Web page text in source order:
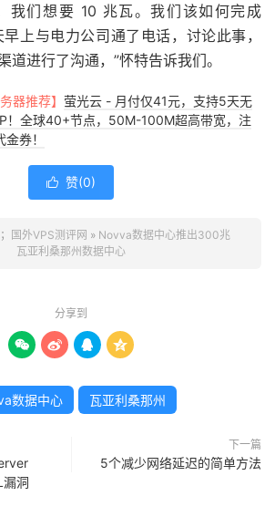
我们想要 10 兆瓦。我们该如何完成
上与电力公司通了电话，讨论此事，
道进行了沟通，”怀特告诉我们。
器推荐】 萤光云 - 月付仅41元，支持5天无
！全球40+节点，50M-100M超高带宽，注
券！
 赞(0)
国外VPS测评网 » Novva数据中心推出300兆
瓦亚利桑那州数据中心
分享到
   
数据中心 瓦亚利桑那州
洞
下一篇
5个减少网络延迟的简单方法